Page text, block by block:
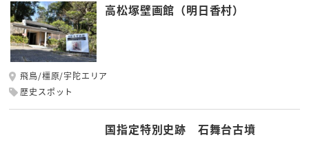
高松塚壁画館（明日香村）
飛鳥/橿原/宇陀エリア
歴史スポット
国指定特別史跡 石舞台古墳